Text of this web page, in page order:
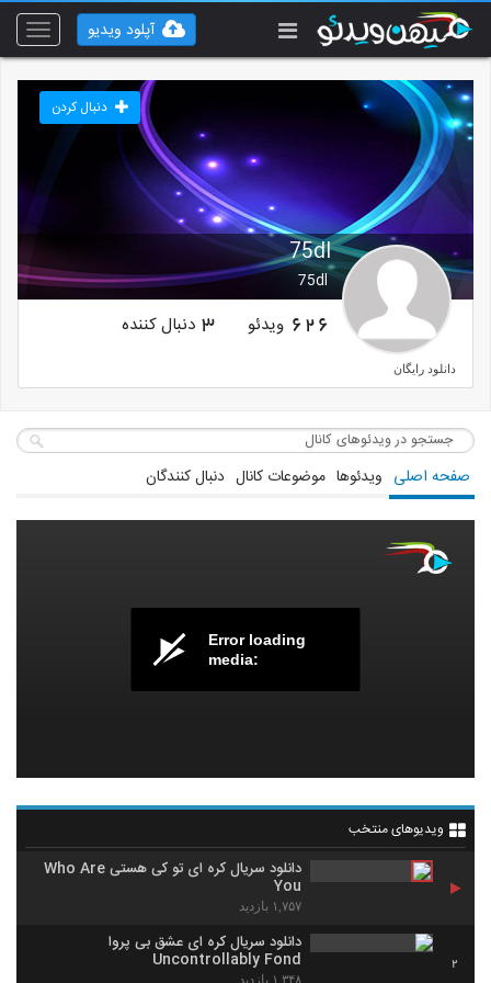
Toggle
آپلود ویدیو
75dl
75dl
دنبال کردن
626 ویدئو 3 دنبال کننده
دانلود رایگان
صفحه اصلی ویدئوها موضوعات کانال دنبال کنندگان
Error loading
media:
ویدیوهای منتخب
دانلود سریال کره ای تو کی هستی Who Are
You
۱,۷۵۷ بازدید
2
دانلود سریال کره ای عشق بی پروا
Uncontrollably Fond
۱,۳۴۸ بازدید